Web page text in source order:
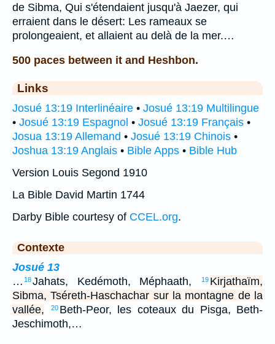
de Sibma, Qui s'étendaient jusqu'à Jaezer, qui
erraient dans le désert: Les rameaux se
prolongeaient, et allaient au delà de la mer.…
500 paces between it and Heshbon.
Links
Josué 13:19 Interlinéaire • Josué 13:19 Multilingue
• Josué 13:19 Espagnol • Josué 13:19 Français •
Josua 13:19 Allemand • Josué 13:19 Chinois •
Joshua 13:19 Anglais • Bible Apps • Bible Hub
Version Louis Segond 1910
La Bible David Martin 1744
Darby Bible courtesy of CCEL.org.
Contexte
Josué 13
… 18Jahats, Kedémoth, Méphaath, 19 Kirjathaïm,
Sibma, Tséreth-Haschachar sur la montagne de la
vallée,
20 Beth-Peor, les coteaux du Pisga, Beth-
Jeschimoth,…